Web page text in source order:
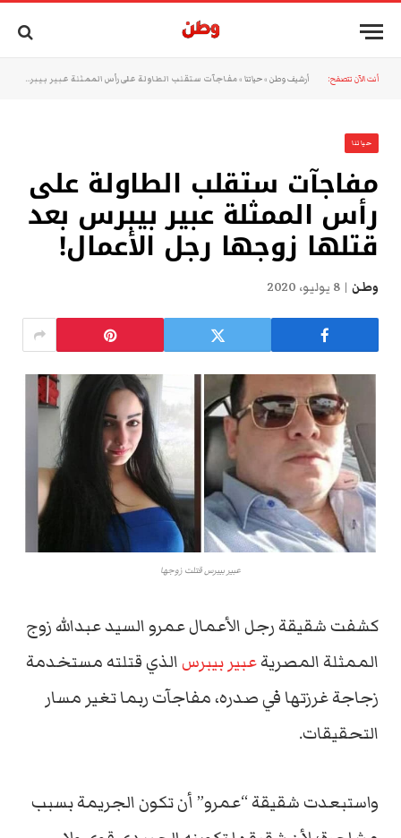
أنت الآن تتصفح: أرشيف وطن »حياتنا »مفاجآت ستقلب الطاولة على رأس الممثلة عبير بيبرس بعد قتلها زوجها رجل الأعمال!
حياتنا
مفاجآت ستقلب الطاولة على
رأس الممثلة عبير بيبرس بعد
قتلها زوجها رجل الأعمال!
وطن 8 يوليو، 2020
عبير بيبرس قتلت زوجها
كشفت شقيقة رجل الأعمال عمرو السيد عبدالله زوج
الممثلة المصريةعبير بيبرسالذي قتلته مستخدمة
زجاجة غرزتها في صدره، مفاجآت ربما تغير مسار
التحقيقات.
واستبعدت شقيقة “عمرو” أن تكون الجريمة بسبب